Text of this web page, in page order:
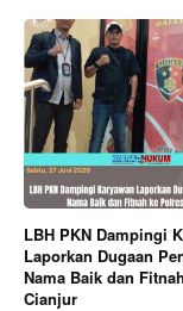
LBH PKN Dampingi
Laporkan Dugaan
Nama Baik dan
Cianjur